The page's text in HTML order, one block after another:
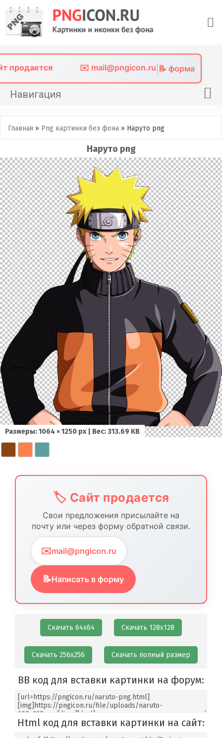
content
продается ✉️ mail@pngicon.ru 📝 форма
Навигация
Png иконки
Фото без фона
Контакты
Главная » Png картинки без фона » Наруто png
Наруто png
Размеры: 1064 × 1250 px | Вес: 313.69 KB
🏷️ Сайт продается
Свои предложения присылайте на
почту или через форму обратной связи.
✉️mail@pngicon.ru
📝Написать в форму
Скачать 64х64 Скачать 128х128
Скачать 256х256 Скачать полный размер
BB код для вставки картинки на форум:
Html код для вставки картинки на сайт: